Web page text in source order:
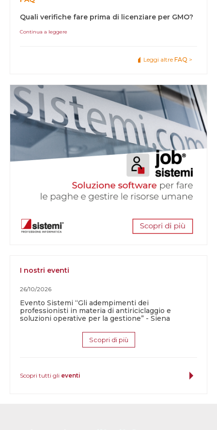
Quali verifiche fare prima di licenziare per GMO?
Continua a leggere
Leggi altre FAQ >
I nostri eventi
26/10/2026
Evento Sistemi “Gli adempimenti dei
professionisti in materia di antiriciclaggio e
soluzioni operative per la gestione” - Siena
Scopri di più
Scopri tutti gli eventi